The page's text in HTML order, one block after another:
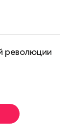
революции